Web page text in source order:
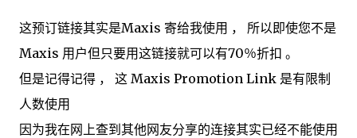
这预订链接其实是Maxis 寄给我使用 ， 所以即使您不是
Maxis 用户但只要用这链接就可以有70％折扣 。
但是记得记得 ， 这 Maxis Promotion Link 是有限制
人数使用
因为我在网上查到其他网友分享的连接其实已经不能使用